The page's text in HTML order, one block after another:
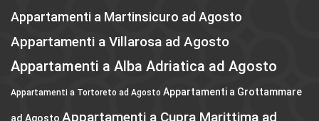
Appartamenti a Martinsicuro ad Agosto
Appartamenti a Villarosa ad Agosto
Appartamenti a Alba Adriatica ad Agosto
Appartamenti a Tortoreto ad Agosto Appartamenti a Grottammare
ad Agosto Appartamenti a Cupra Marittima ad